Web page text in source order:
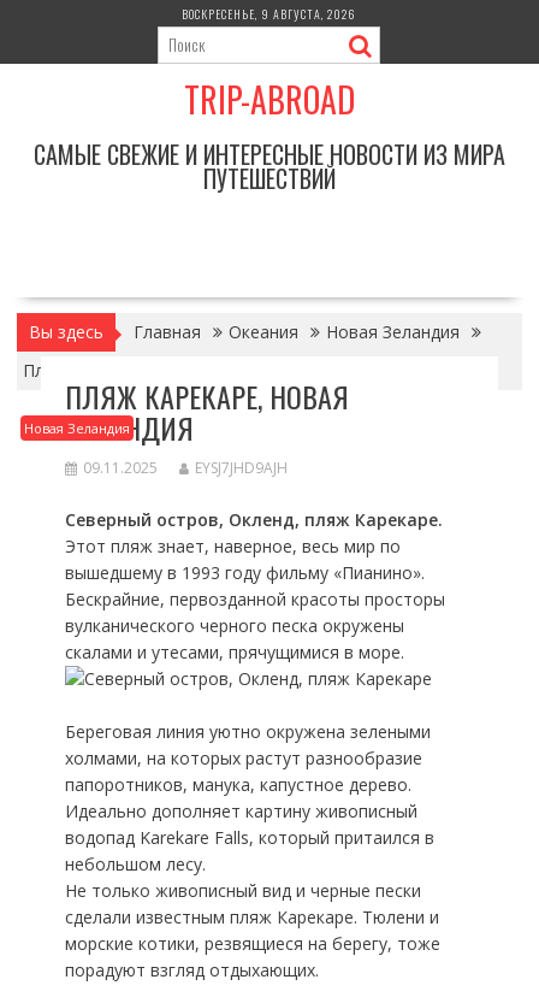
содержимому
ВОСКРЕСЕНЬЕ, 9 АВГУСТА, 2026
TRIP-ABROAD
САМЫЕ СВЕЖИЕ И ИНТЕРЕСНЫЕ НОВОСТИ ИЗ МИРА
ПУТЕШЕСТВИЙ
Вы здесь Главная Океания
Новая Зеландия
Пляж Карекаре, Новая Зеландия
Новая Зеландия
ПЛЯЖ КАРЕКАРЕ, НОВАЯ
ЗЕЛАНДИЯ
09.11.2025 EYSJ7JHD9AJH
Северный остров, Окленд, пляж Карекаре.
Этот пляж знает, наверное, весь мир по
вышедшему в 1993 году фильму «Пианино».
Бескрайние, первозданной красоты просторы
вулканического черного песка окружены
скалами и утесами, прячущимися в море.
Береговая линия уютно окружена зелеными
холмами, на которых растут разнообразие
папоротников, манука, капустное дерево.
Идеально дополняет картину живописный
водопад Karekare Falls, который притаился в
небольшом лесу.
Не только живописный вид и черные пески
сделали известным пляж Карекаре. Тюлени и
морские котики, резвящиеся на берегу, тоже
порадуют взгляд отдыхающих.